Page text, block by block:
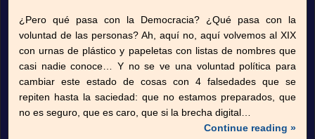
¿Pero qué pasa con la Democracia? ¿Qué pasa con la
voluntad de las personas? Ah, aquí no, aquí volvemos al XIX
con urnas de plástico y papeletas con listas de nombres que
casi nadie conoce… Y no se ve una voluntad política para
cambiar este estado de cosas con 4 falsedades que se
repiten hasta la saciedad: que no estamos preparados, que
no es seguro, que es caro, que si la brecha digital…
Continue reading »